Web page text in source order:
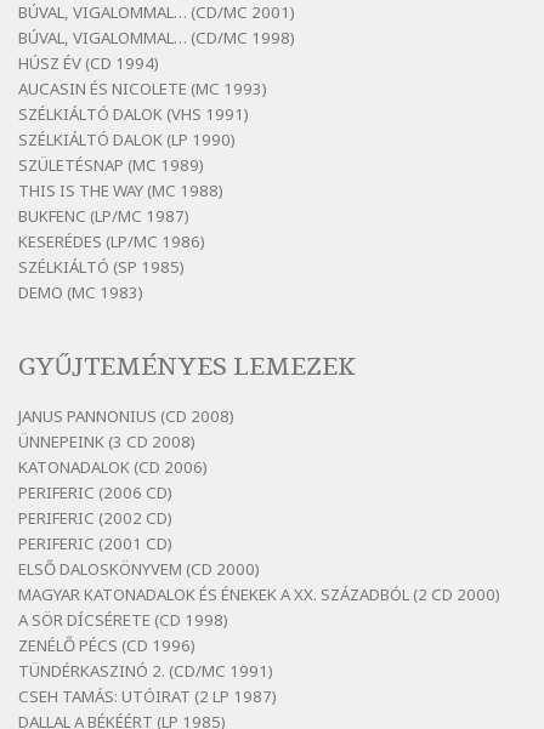
Bertók László: El-elképzelem a falansztert
Szélkiáltó
Bertók László: Elmenni kevés, itt maradni
sok
Szélkiáltó
Bertók László: Mintha már pénteken
vasárnap
Szélkiáltó
Bertók László: Ó, az a hol volt vicinális
Bertók László: Vásáros
Szélkiáltó
Bertók László: Vizibolt
Szélkiáltó
Bornemissza Endre: Szitakötő
Szélkiáltó
Detlev von Liliencron: Bölcsődal
Szélkiáltó
Fenyvesi Béla: Lesz-e még menedék?
Szélkiáltó
Fenyvesi Béla: Szélkiáltó kánon
BÚVAL, VIGALOMMAL… (CD/MC 2001)
BÚVAL, VIGALOMMAL… (CD/MC 1998)
HÚSZ ÉV (CD 1994)
AUCASIN ÉS NICOLETE (MC 1993)
SZÉLKIÁLTÓ DALOK (VHS 1991)
SZÉLKIÁLTÓ DALOK (LP 1990)
SZÜLETÉSNAP (MC 1989)
THIS IS THE WAY (MC 1988)
BUKFENC (LP/MC 1987)
KESERÉDES (LP/MC 1986)
SZÉLKIÁLTÓ (SP 1985)
DEMO (MC 1983)
GYŰJTEMÉNYES LEMEZEK
JANUS PANNONIUS (CD 2008)
ÜNNEPEINK (3 CD 2008)
KATONADALOK (CD 2006)
PERIFERIC (2006 CD)
PERIFERIC (2002 CD)
PERIFERIC (2001 CD)
ELSŐ DALOSKÖNYVEM (CD 2000)
MAGYAR KATONADALOK ÉS ÉNEKEK A XX. SZÁZADBÓL (2 CD 2000)
A SÖR DÍCSÉRETE (CD 1998)
ZENÉLŐ PÉCS (CD 1996)
TÜNDÉRKASZINÓ 2. (CD/MC 1991)
CSEH TAMÁS: UTÓIRAT (2 LP 1987)
DALLAL A BÉKÉÉRT (LP 1985)